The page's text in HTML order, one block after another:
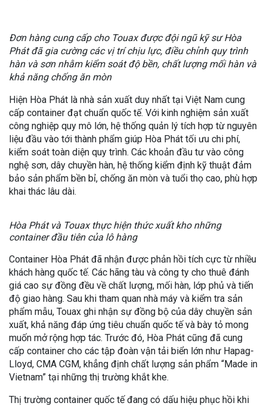
Đơn hàng cung cấp cho Touax được đội ngũ kỹ sư Hòa
Phát đã gia cường các vị trí chịu lực, điều chỉnh quy trình
hàn và sơn nhằm kiểm soát độ bền, chất lượng mối hàn và
khả năng chống ăn mòn
Hiện Hòa Phát là nhà sản xuất duy nhất tại Việt Nam cung
cấp container đạt chuẩn quốc tế. Với kinh nghiệm sản xuất
công nghiệp quy mô lớn, hệ thống quản lý tích hợp từ nguyên
liệu đầu vào tới thành phẩm giúp Hòa Phát tối ưu chi phí,
kiểm soát toàn diện quy trình. Các khoản đầu tư vào công
nghệ sơn, dây chuyền hàn, hệ thống kiểm định kỹ thuật đảm
bảo sản phẩm bền bỉ, chống ăn mòn và tuổi thọ cao, phù hợp
khai thác lâu dài.
Hòa Phát và Touax thực hiện thức xuất kho những
container đầu tiên của lô hàng
Container Hòa Phát đã nhận được phản hồi tích cực từ nhiều
khách hàng quốc tế. Các hãng tàu và công ty cho thuê đánh
giá cao sự đồng đều về chất lượng, mối hàn, lớp phủ và tiến
độ giao hàng. Sau khi tham quan nhà máy và kiểm tra sản
phẩm mẫu, Touax ghi nhận sự đồng bộ của dây chuyền sản
xuất, khả năng đáp ứng tiêu chuẩn quốc tế và bày tỏ mong
muốn mở rộng hợp tác. Trước đó, Hòa Phát cũng đã cung
cấp container cho các tập đoàn vận tải biển lớn như Hapag-
Lloyd, CMA CGM, khẳng định chất lượng sản phẩm “Made in
Vietnam” tại những thị trường khắt khe.
Thị trường container quốc tế đang có dấu hiệu phục hồi khi